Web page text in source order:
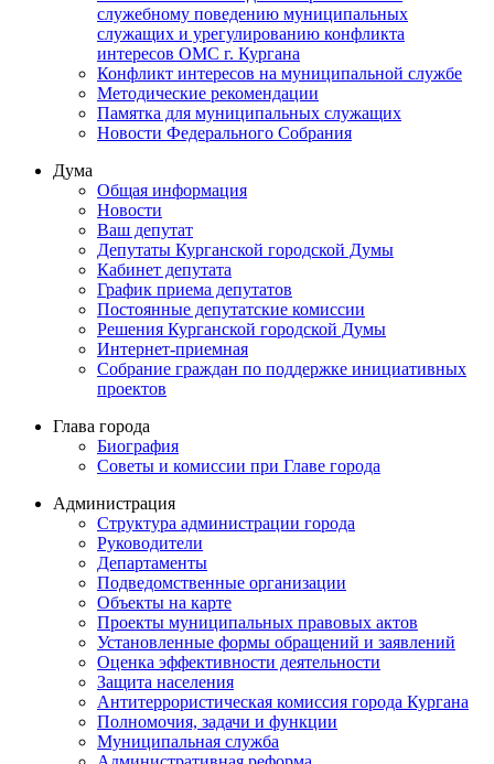
служебному поведению муниципальных
служащих и урегулированию конфликта
интересов ОМС г. Кургана
Конфликт интересов на муниципальной службе
Методические рекомендации
Памятка для муниципальных служащих
Новости Федерального Cобрания
Дума
Общая информация
Новости
Ваш депутат
Депутаты Курганской городской Думы
Кабинет депутата
График приема депутатов
Постоянные депутатские комиссии
Решения Курганской городской Думы
Интернет-приемная
Собрание граждан по поддержке инициативных
проектов
Глава города
Биография
Советы и комиссии при Главе города
Администрация
Структура администрации города
Руководители
Департаменты
Подведомственные организации
Объекты на карте
Проекты муниципальных правовых актов
Установленные формы обращений и заявлений
Оценка эффективности деятельности
Защита населения
Антитеррористическая комиссия города Кургана
Полномочия, задачи и функции
Муниципальная служба